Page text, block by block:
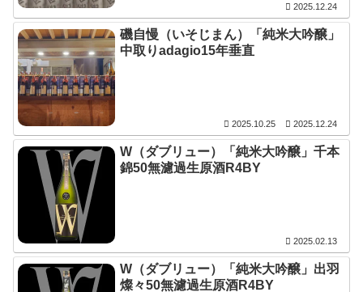
2025.12.24
磯自慢（いそじまん）「純米大吟醸」
中取りadagio15年垂直
2025.10.25 2025.12.24
W（ダブリュー）「純米大吟醸」千本
錦50無濾過生原酒R4BY
2025.02.13
W（ダブリュー）「純米大吟醸」出羽
燦々50無濾過生原酒R4BY